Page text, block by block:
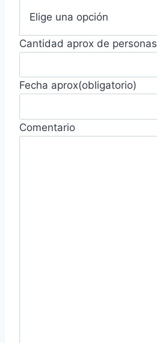
Cantidad aprox de personas
Fecha aprox(obligatorio)
Comentario